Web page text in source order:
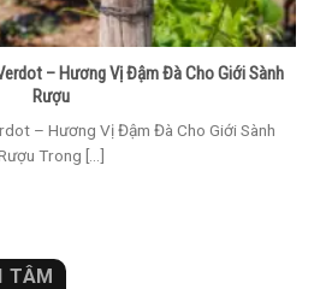
TÂM
– Hương Vị Đậm Đà Cho Giới Sành
Rượu
– Hương Vị Đậm Đà Cho Giới Sành
Trong [...]